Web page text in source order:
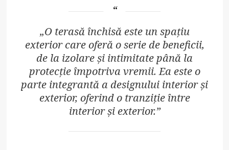
„O terasă închisă este un spațiu
exterior care oferă o serie de beneficii,
de la izolare și intimitate până la
protecție împotriva vremii. Ea este o
parte integrantă a designului interior și
exterior, oferind o tranziție între
interior și exterior.”